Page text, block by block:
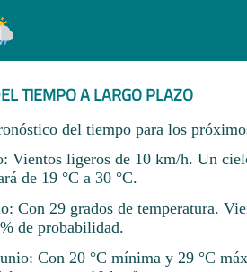
TIEMPO A LARGO PLAZO
del tiempo para los
Vientos ligeros de 10 km/h. Un
de 19 °C a 30 °C.
Con 29 grados de temperatura.
de probabilidad.
Con 20 °C mínima y 29 °C